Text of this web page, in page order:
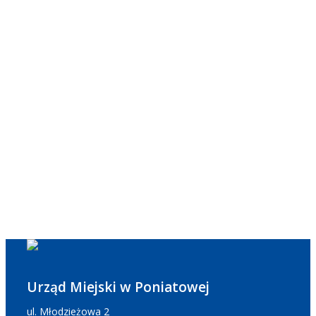
Urząd Miejski w Poniatowej
ul. Młodzieżowa 2